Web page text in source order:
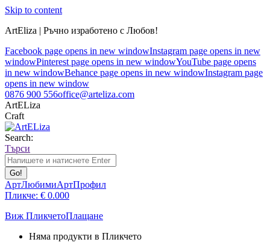
Skip to content
ArtEliza | Ръчно изработено с Любов!
Facebook page opens in new windowInstagram page opens in new
windowPinterest page opens in new windowYouTube page opens
in new windowBehance page opens in new windowInstagram page
opens in new window
0876 900 556office@arteliza.com
ArtELiza
Craft
Search:
Търси
АртЛюбимиАртПрофил
Пликче: € 0.000
Виж ПликчетоПлащане
Няма продукти в Пликчето